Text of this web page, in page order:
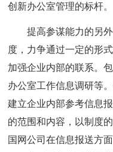
创新办公室管理的标杆。
提高参谋能力的另
度，力争通过一定的形
加强企业内部的联系。
办公室工作信息调研等
建立企业内部参考信息
的范围和内容，以制度
国网公司在信息报送方